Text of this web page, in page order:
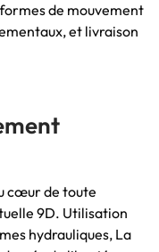
de mouvement
et livraison
cœur de toute
9D. Utilisation
hydrauliques, La